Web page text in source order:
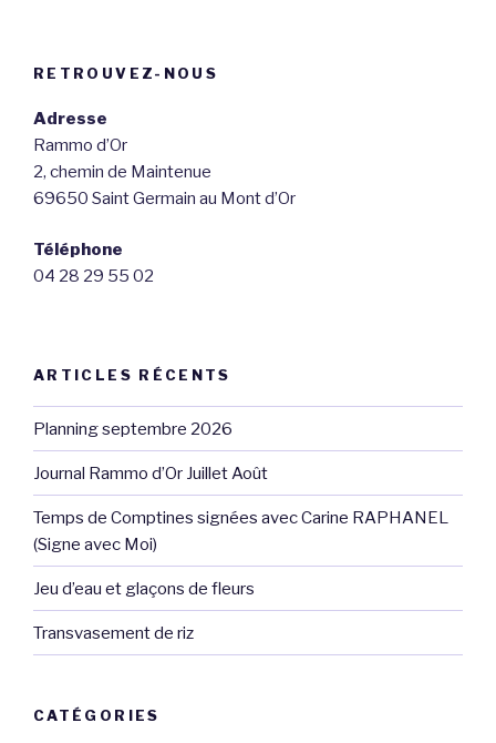
RETROUVEZ-NOUS
Adresse
Rammo d’Or
2, chemin de Maintenue
69650 Saint Germain au Mont d’Or
Téléphone
04 28 29 55 02
ARTICLES RÉCENTS
Planning septembre 2026
Journal Rammo d’Or Juillet Août
Temps de Comptines signées avec Carine RAPHANEL
(Signe avec Moi)
Jeu d’eau et glaçons de fleurs
Transvasement de riz
CATÉGORIES